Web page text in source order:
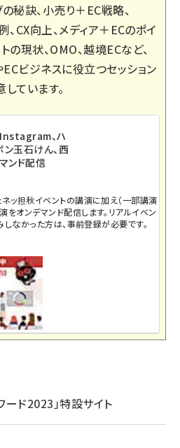
秘訣、小売り＋EC戦略、
、CX向上、メディア＋ECのポイ
の現状、OMO、越境ECなど、
ビジネスに役立つセッション
ています。
Instagram、ハ
ン玉石けん、西
ンド配信
ッ担秋イベントの講演に加え（一部講演
をオンデマンド配信します。リアルイベン
なかった方は、事前登録が必要です。
ード2023」特設サイト